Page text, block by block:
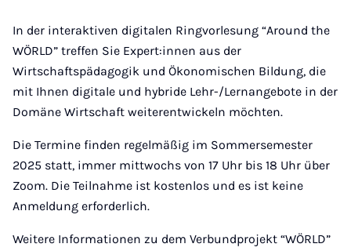
Mail
In der interaktiven digitalen Ringvorlesung “Around the
WÖRLD” treffen Sie Expert:innen aus der
Wirtschaftspädagogik und Ökonomischen Bildung, die
mit Ihnen digitale und hybride Lehr-/Lernangebote in der
Domäne Wirtschaft weiterentwickeln möchten.
Die Termine finden regelmäßig im Sommersemester
2025 statt, immer mittwochs von 17 Uhr bis 18 Uhr über
Zoom. Die Teilnahme ist kostenlos und es ist keine
Anmeldung erforderlich.
Weitere Informationen zu dem Verbundprojekt “WÖRLD”